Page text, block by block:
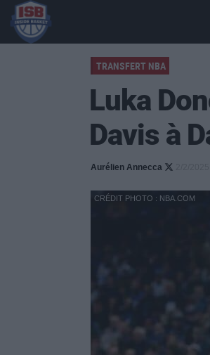
TRANSFERT NBA
Luka
Davis à
Aurélien Annecca
CRÉDIT PHOTO : NBA.COM